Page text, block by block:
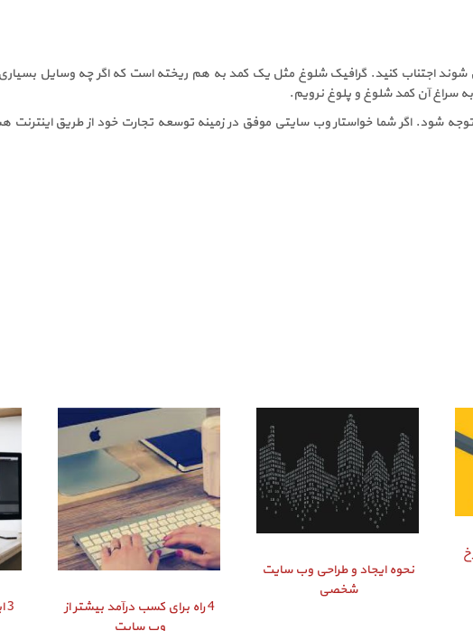
اجتناب کنید. گرافیک شلوغ مثل یک کمد به هم ریخته است که اگر چه وسایل
سراغ آن کمد شلوغ و پلوغ نرویم.
اگر شما خواستار وب سایتی موفق در زمینه توسعه تجارت خود از طریق اینترنت
نحوه ایجاد و طراحی وب سایت
شخصی
4 راه برای کسب درآمد بیشتر از
وب سایت